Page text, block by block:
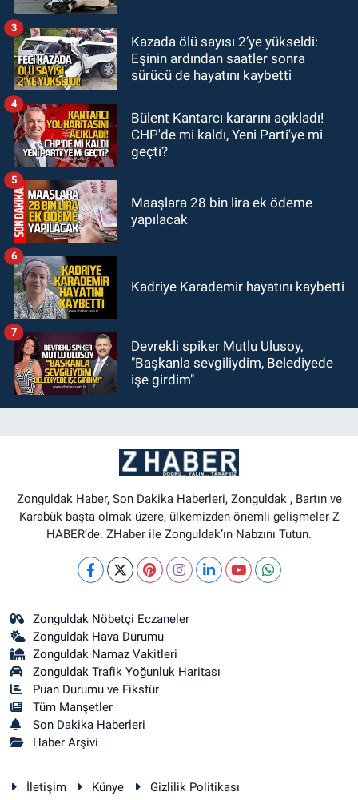
Zonguldak
14:44
Hava kalitesi tehlikeli seviyede.
Kazada ölü sayısı 2’ye yükseldi:
Eşinin ardından saatler sonra
sürücü de hayatını kaybetti
3
Bülent Kantarcı kararını açıkladı!
CHP'de mi kaldı, Yeni Parti'ye mi
geçti?
4
Maaşlara 28 bin lira ek ödeme
yapılacak
5
Kadriye Karademir hayatını kaybetti
6
Devrekli spiker Mutlu Ulusoy,
"Başkanla sevgiliydim, Belediyede
işe girdim"
7
Zonguldak Haber, Son Dakika Haberleri, Zonguldak , Bartın ve
Karabük başta olmak üzere, ülkemizden önemli gelişmeler Z
HABER’de. ZHaber ile Zonguldak’ın Nabzını Tutun.
Zonguldak Nöbetçi Eczaneler
Zonguldak Hava Durumu
Zonguldak Namaz Vakitleri
Zonguldak Trafik Yoğunluk Haritası
Puan Durumu ve Fikstür
Tüm Manşetler
Son Dakika Haberleri
Haber Arşivi
İletişim Künye Gizlilik Politikası